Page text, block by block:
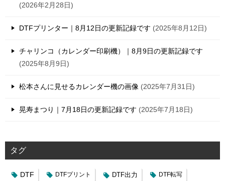
2026年2月28日
DTFプリンター｜8月12日の更新記録です 2025年8月12日
チャリンコ（カレンダー印刷機）｜8月9日の更新記録です
2025年8月9日
松本さんに見せるカレンダー機の画像 2025年7月31日
晃寿まつり｜7月18日の更新記録です 2025年7月18日
タグ
DTF DTFプリント DTF出力 DTF転写